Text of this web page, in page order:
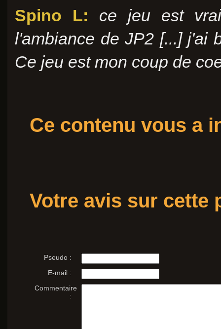
Spino L:
ce jeu est
l'ambiance de JP2 [...] j'ai
Ce jeu est mon coup de
Ce contenu vous a
Votre avis sur cette
Pseudo :
E-mail :
Commentaire
: